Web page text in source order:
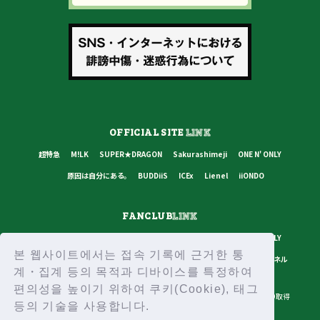
본 웹사이트에서는 접속 기록에 근거한 통
계・집계 등의 목적과 디바이스를 특정하여
편의성을 높이기 위하여 쿠키(Cookie), 태그
등의 기술을 사용합니다.
OFFICIAL SITELINK
超特急 M!LK SUPER★DRAGON Sakurashimeji
ONE N' ONLY
原因は自分にある。
BUDDiiS ICEx Lienel iiONDO
FANCLUBLINK
ONE N' ONLY
原因は自分にある。
BUDDiiS ICEx Lienel スターダストチャンネル
プライバシーポリシー ご利用規約 推奨環境 ヘルプ・お問い合わせ
ID取得